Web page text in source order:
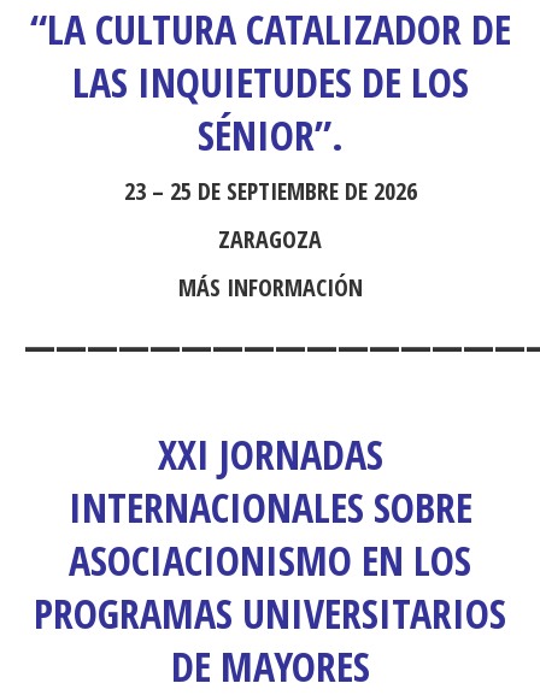
“LA CULTURA CATALIZADOR DE
LAS INQUIETUDES DE LOS
SÉNIOR”.
23 – 25 DE SEPTIEMBRE DE 2026
ZARAGOZA
MÁS INFORMACIÓN
XXI JORNADAS
INTERNACIONALES SOBRE
ASOCIACIONISMO EN LOS
PROGRAMAS UNIVERSITARIOS
DE MAYORES